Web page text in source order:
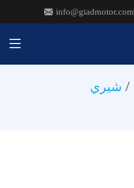
info@giadmotor.com
شيري